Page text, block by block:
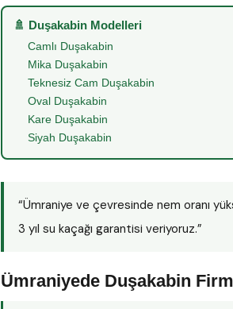
🚿 Duşakabin Modelleri
Camlı Duşakabin
Mika Duşakabin
Teknesiz Cam Duşakabin
Oval Duşakabin
Kare Duşakabin
Siyah Duşakabin
“Ümraniye ve çevresinde nem oranı
3 yıl su kaçağı garantisi veriyoruz.”
Ümraniyede Duşakabin